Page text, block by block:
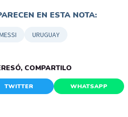
EN ESTA NOTA:
URUGUAY
COMPARTILO
TWITTER WHATSAPP